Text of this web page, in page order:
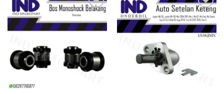
Tambahkan
ke Wishlist
Tambahkan
ke Wishlist